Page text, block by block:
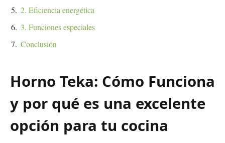
2. Eficiencia energética
3. Funciones especiales
Conclusión
Horno Teka: Cómo Funciona
y por qué es una excelente
opción para tu cocina